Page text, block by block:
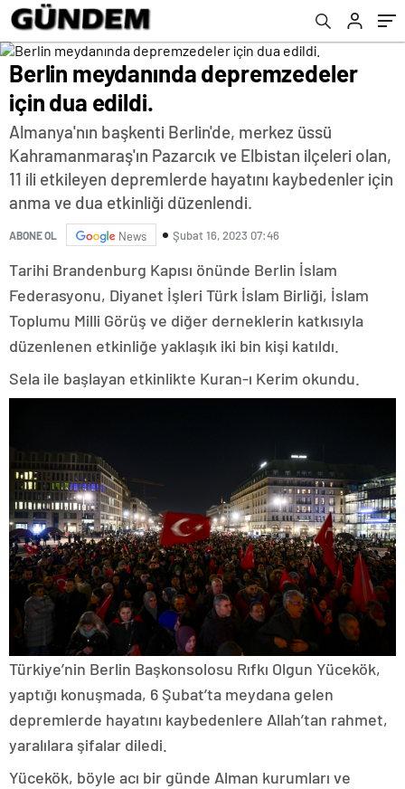
Berlin meydanında depremzedeler
için dua edildi.
Almanya'nın başkenti Berlin'de, merkez üssü
Kahramanmaraş'ın Pazarcık ve Elbistan ilçeleri olan,
11 ili etkileyen depremlerde hayatını kaybedenler için
anma ve dua etkinliği düzenlendi.
ABONE OL News Şubat 16, 2023 07:46
Tarihi Brandenburg Kapısı önünde Berlin İslam
Federasyonu, Diyanet İşleri Türk İslam Birliği, İslam
Toplumu Milli Görüş ve diğer derneklerin katkısıyla
düzenlenen etkinliğe yaklaşık iki bin kişi katıldı.
Sela ile başlayan etkinlikte Kuran-ı Kerim okundu.
Türkiye’nin Berlin Başkonsolosu Rıfkı Olgun Yücekök,
yaptığı konuşmada, 6 Şubat’ta meydana gelen
depremlerde hayatını kaybedenlere Allah’tan rahmet,
yaralılara şifalar diledi.
Yücekök, böyle acı bir günde Alman kurumları ve